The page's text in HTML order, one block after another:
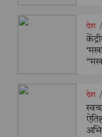
देश /
देश /